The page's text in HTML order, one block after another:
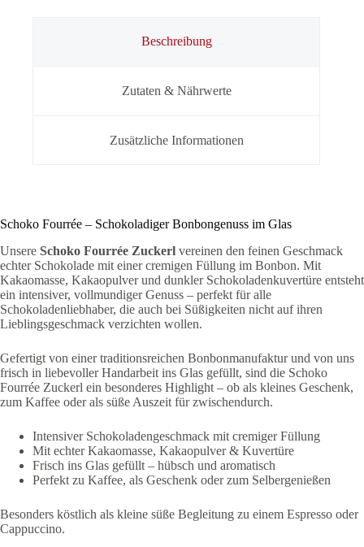
Beschreibung
Zutaten & Nährwerte
Zusätzliche Informationen
Schoko Fourrée – Schokoladiger Bonbongenuss im Glas
Unsere Schoko Fourrée Zuckerl vereinen den feinen Geschmack
echter Schokolade mit einer cremigen Füllung im Bonbon. Mit
Kakaomasse, Kakaopulver und dunkler Schokoladenkuvertüre entsteht
ein intensiver, vollmundiger Genuss – perfekt für alle
Schokoladenliebhaber, die auch bei Süßigkeiten nicht auf ihren
Lieblingsgeschmack verzichten wollen.
Gefertigt von einer traditionsreichen Bonbonmanufaktur und von uns
frisch in liebevoller Handarbeit ins Glas gefüllt, sind die Schoko
Fourrée Zuckerl ein besonderes Highlight – ob als kleines Geschenk,
zum Kaffee oder als süße Auszeit für zwischendurch.
Intensiver Schokoladengeschmack mit cremiger Füllung
Mit echter Kakaomasse, Kakaopulver & Kuvertüre
Frisch ins Glas gefüllt – hübsch und aromatisch
Perfekt zu Kaffee, als Geschenk oder zum Selbergenießen
Besonders köstlich als kleine süße Begleitung zu einem Espresso oder
Cappuccino.